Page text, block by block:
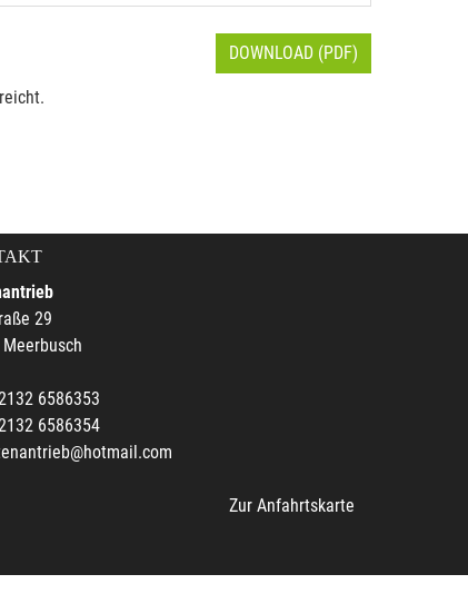
DOWNLOAD (PDF)
29
6586353
6586354
Zur Anfahrtskarte